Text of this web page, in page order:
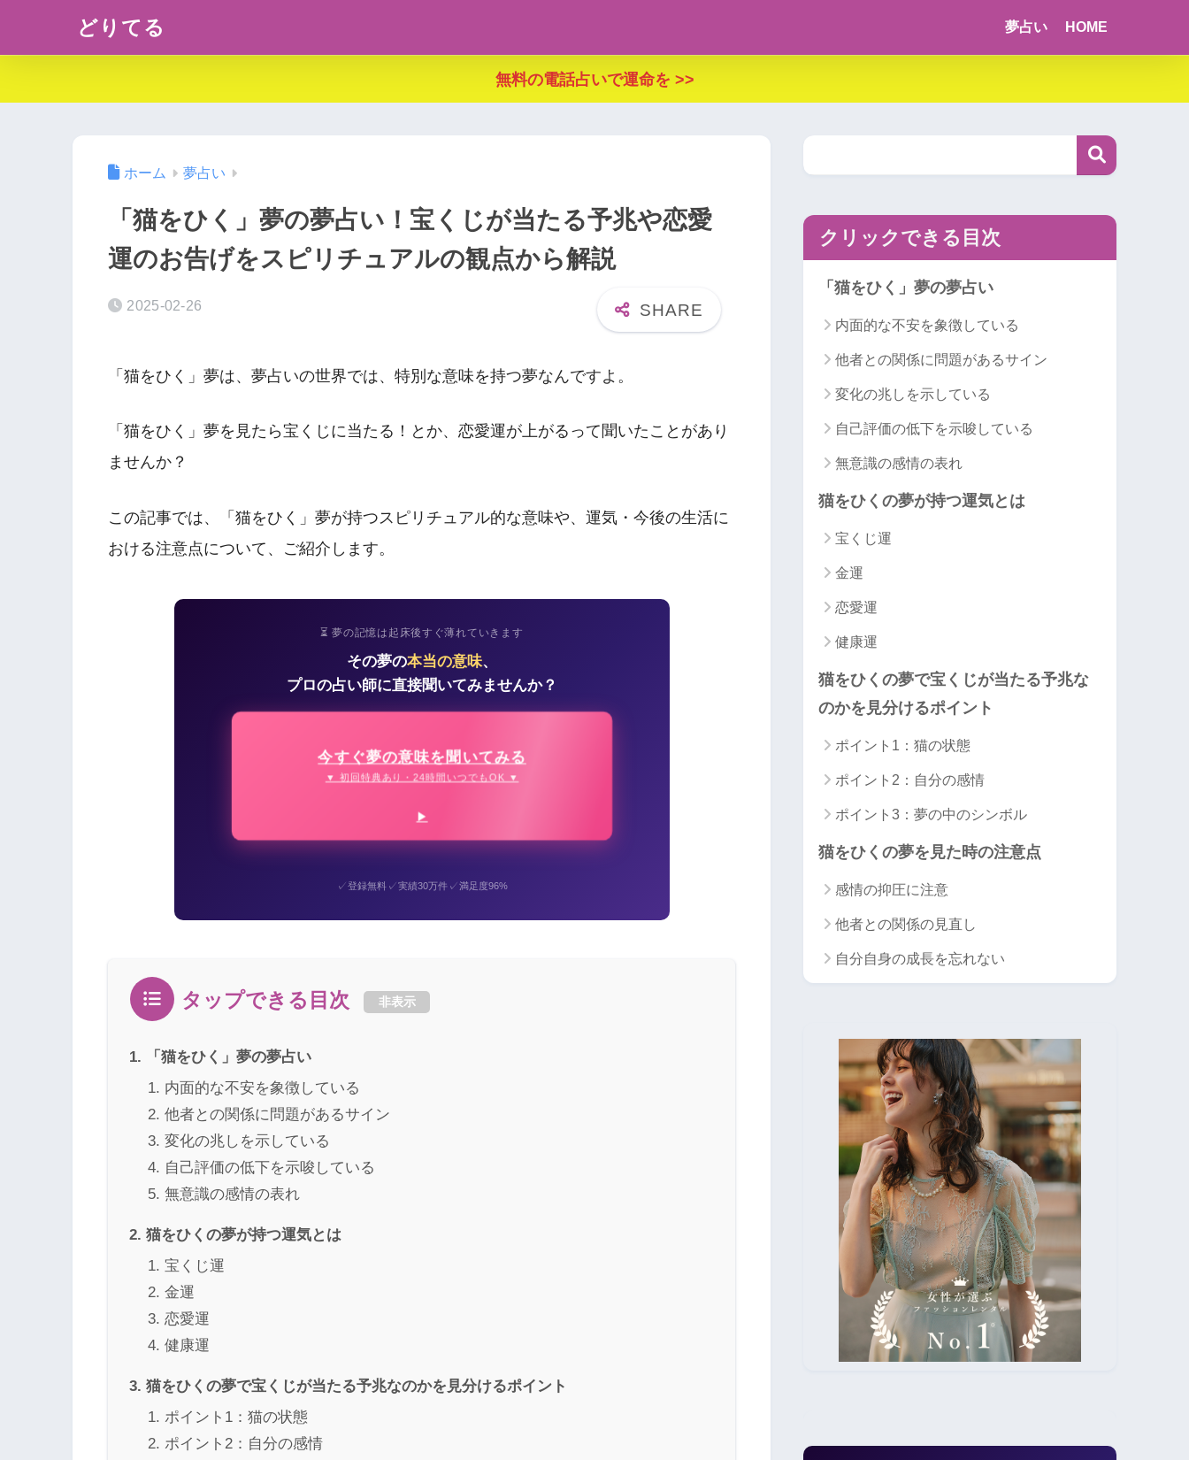
どりてる 夢占い HOME
無料の電話占いで運命を >>
ホーム 夢占い
「猫をひく」夢の夢占い！宝くじが当たる予兆や恋愛
運のお告げをスピリチュアルの観点から解説
2025-02-26
「猫をひく」夢は、夢占いの世界では、特別な意味を持つ夢なんですよ。
「猫をひく」夢を見たら宝くじに当たる！とか、恋愛運が上がるって聞いたことがあり
ませんか？
この記事では、「猫をひく」夢が持つスピリチュアル的な意味や、運気・今後の生活に
おける注意点について、ご紹介します。
⏳ 夢の記憶は起床後すぐ薄れていきます
その夢の本当の意味、
プロの占い師に直接聞いてみませんか？
今すぐ夢の意味を聞いてみる
▼ 初回特典あり・24時間いつでもOK ▼
✓登録無料✓実績30万件✓満足度96%
タップできる目次 非表示
「猫をひく」夢の夢占い
内面的な不安を象徴している
他者との関係に問題があるサイン
変化の兆しを示している
自己評価の低下を示唆している
無意識の感情の表れ
猫をひくの夢が持つ運気とは
宝くじ運
金運
恋愛運
健康運
猫をひくの夢で宝くじが当たる予兆なのかを見分けるポイント
ポイント1：猫の状態
ポイント2：自分の感情
クリックできる目次
「猫をひく」夢の夢占い
内面的な不安を象徴している
他者との関係に問題があるサイン
変化の兆しを示している
自己評価の低下を示唆している
無意識の感情の表れ
猫をひくの夢が持つ運気とは
宝くじ運
金運
恋愛運
健康運
猫をひくの夢で宝くじが当たる予兆な
のかを見分けるポイント
ポイント1：猫の状態
ポイント2：自分の感情
ポイント3：夢の中のシンボル
猫をひくの夢を見た時の注意点
感情の抑圧に注意
他者との関係の見直し
自分自身の成長を忘れない